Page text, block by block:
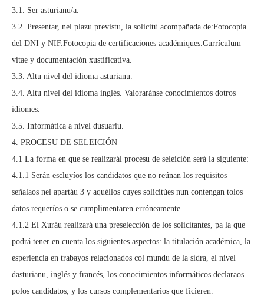
3.1. Ser asturianu/a.
3.2. Presentar, nel plazu previstu, la solicitú acompañada de:Fotocopia
del DNI y NIF.Fotocopia de certificaciones académiques.Currículum
vitae y documentación xustificativa.
3.3. Altu nivel del idioma asturianu.
3.4. Altu nivel del idioma inglés. Valoraránse conocimientos dotros
idiomes.
3.5. Informática a nivel dusuariu.
4. PROCESU DE SELEICIÓN
4.1 La forma en que se realizarál procesu de seleición será la siguiente:
4.1.1 Serán escluyíos los candidatos que no reúnan los requisitos
señalaos nel apartáu 3 y aquéllos cuyes solicitúes nun contengan tolos
datos requeríos o se cumplimentaren erróneamente.
4.1.2 El Xuráu realizará una preselección de los solicitantes, pa la que
podrá tener en cuenta los siguientes aspectos: la titulación académica, la
esperiencia en trabayos relacionados col mundu de la sidra, el nivel
dasturianu, inglés y francés, los conocimientos informáticos declaraos
polos candidatos, y los cursos complementarios que ficieren.